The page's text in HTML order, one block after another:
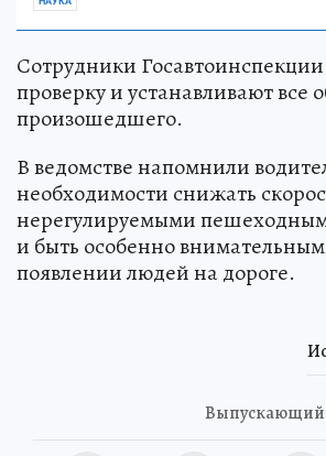
Сотрудники
проверку и устанавливают все
произошедшего.
В ведомстве напомнили
необходимости снижать
нерегулируемыми
и быть особенно
появлении людей на дороге.
Выпускающий